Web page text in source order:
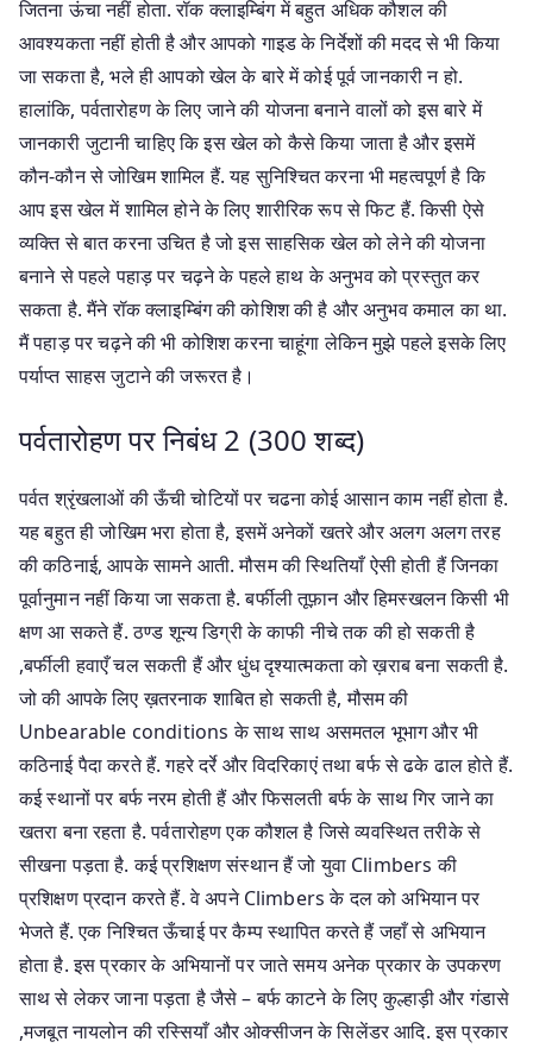
जितना ऊंचा नहीं होता. रॉक क्लाइम्बिंग में बहुत अधिक कौशल की
आवश्यकता नहीं होती है और आपको गाइड के निर्देशों की मदद से भी किया
जा सकता है, भले ही आपको खेल के बारे में कोई पूर्व जानकारी न हो.
हालांकि, पर्वतारोहण के लिए जाने की योजना बनाने वालों को इस बारे में
जानकारी जुटानी चाहिए कि इस खेल को कैसे किया जाता है और इसमें
कौन-कौन से जोखिम शामिल हैं. यह सुनिश्चित करना भी महत्वपूर्ण है कि
आप इस खेल में शामिल होने के लिए शारीरिक रूप से फिट हैं. किसी ऐसे
व्यक्ति से बात करना उचित है जो इस साहसिक खेल को लेने की योजना
बनाने से पहले पहाड़ पर चढ़ने के पहले हाथ के अनुभव को प्रस्तुत कर
सकता है. मैंने रॉक क्लाइम्बिंग की कोशिश की है और अनुभव कमाल का था.
मैं पहाड़ पर चढ़ने की भी कोशिश करना चाहूंगा लेकिन मुझे पहले इसके लिए
पर्याप्त साहस जुटाने की जरूरत है।
पर्वतारोहण पर निबंध 2 (300 शब्द)
पर्वत श्रृंखलाओं की ऊँची चोटियों पर चढना कोई आसान काम नहीं होता है.
यह बहुत ही जोखिम भरा होता है, इसमें अनेकों खतरे और अलग अलग तरह
की कठिनाई, आपके सामने आती. मौसम की स्थितियाँ ऐसी होती हैं जिनका
पूर्वानुमान नहीं किया जा सकता है. बर्फीली तूफ़ान और हिमस्खलन किसी भी
क्षण आ सकते हैं. ठण्ड शून्य डिग्री के काफी नीचे तक की हो सकती है
,बर्फीली हवाएँ चल सकती हैं और धुंध दृश्यात्मकता को ख़राब बना सकती है.
जो की आपके लिए ख़तरनाक शाबित हो सकती है, मौसम की
Unbearable conditions के साथ साथ असमतल भूभाग और भी
कठिनाई पैदा करते हैं. गहरे दर्रे और विदरिकाएं तथा बर्फ से ढके ढाल होते हैं.
कई स्थानों पर बर्फ नरम होती हैं और फिसलती बर्फ के साथ गिर जाने का
खतरा बना रहता है. पर्वतारोहण एक कौशल है जिसे व्यवस्थित तरीके से
सीखना पड़ता है. कई प्रशिक्षण संस्थान हैं जो युवा Climbers की
प्रशिक्षण प्रदान करते हैं. वे अपने Climbers के दल को अभियान पर
भेजते हैं. एक निश्चित ऊँचाई पर कैम्प स्थापित करते हैं जहाँ से अभियान
होता है. इस प्रकार के अभियानों पर जाते समय अनेक प्रकार के उपकरण
साथ से लेकर जाना पड़ता है जैसे – बर्फ काटने के लिए कुल्हाड़ी और गंडासे
,मजबूत नायलोन की रस्सियाँ और ओक्सीजन के सिलेंडर आदि. इस प्रकार